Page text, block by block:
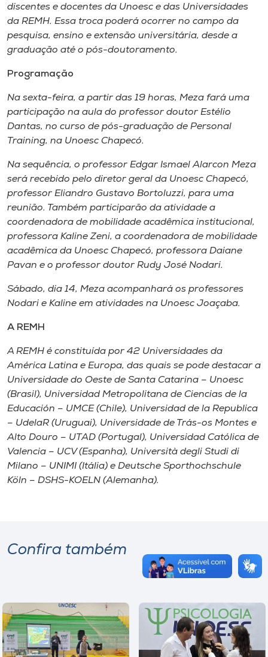
discentes e docentes da Unoesc e das Universidades
da REMH. Essa troca poderá ocorrer no campo da
pesquisa, ensino e extensão universitária, desde a
graduação até o pós-doutoramento.
Programação
Na sexta-feira, a partir das 19 horas, Meza fará uma
participação na aula do professor doutor Estélio
Dantas, no curso de pós-graduação de Personal
Training, na Unoesc Chapecó.
Na sequência, o professor Edgar Ismael Alarcon Meza
será recebido pelo diretor geral da Unoesc Chapecó,
professor Eliandro Gustavo Bortoluzzi, para uma
reunião. Também participarão da atividade a
coordenadora de mobilidade acadêmica institucional,
professora Kaline Zeni, a coordenadora de mobilidade
acadêmica da Unoesc Chapecó, professora Daiane
Pavan e o professor doutor Rudy José Nodari.
Sábado, dia 14, Meza acompanhará os professores
Nodari e Kaline em atividades na Unoesc Joaçaba.
A REMH
A REMH é constituída por 42 Universidades da
América Latina e Europa, das quais se pode destacar a
Universidade do Oeste de Santa Catarina – Unoesc
(Brasil), Universidad Metropolitana de Ciencias de la
Educación – UMCE (Chile), Universidad de la Republica
– UdelaR (Uruguai), Universidade de Trás-os Montes e
Alto Douro – UTAD (Portugal), Universidad Católica de
Valencia – UCV (Espanha), Università degli Studi di
Milano – UNIMI (Itália) e Deutsche Sporthochschule
Köln – DSHS-KOELN (Alemanha).
Confira também